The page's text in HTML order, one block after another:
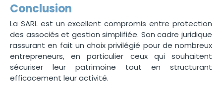
Conclusion
La SARL est un excellent compromis entre protection
des associés et gestion simplifiée. Son cadre juridique
rassurant en fait un choix privilégié pour de nombreux
entrepreneurs, en particulier ceux qui souhaitent
sécuriser leur patrimoine tout en structurant
efficacement leur activité.